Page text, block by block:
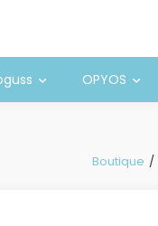
OPYOS
Boutique